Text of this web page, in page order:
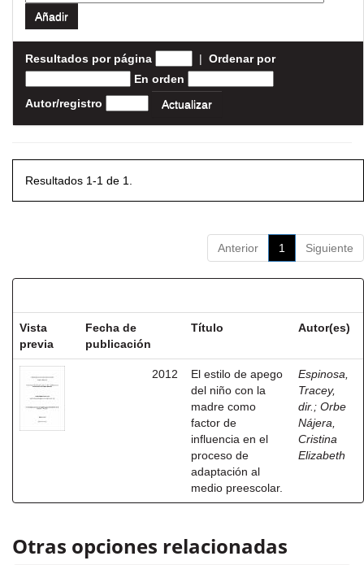
Resultados por página | Ordenar por
En orden
Autor/registro
Resultados 1-1 de 1.
Anterior 1 Siguiente
Vista
previa
Fecha de
publicación
Título Autor(es)
2012
El estilo de apego
del niño con la
madre como
factor de
influencia en el
proceso de
adaptación al
medio preescolar.
Espinosa,
Tracey,
dir. ; Orbe
Nájera,
Cristina
Elizabeth
Otras opciones relacionadas